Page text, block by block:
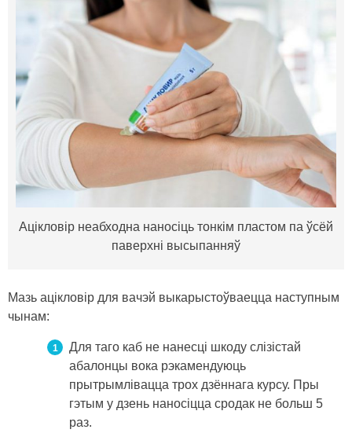
Ацікловір неабходна наносіць тонкім пластом па ўсёй
паверхні высыпанняў
Мазь ацікловір для вачэй выкарыстоўваецца наступным
чынам:
Для таго каб не нанесці шкоду слізістай
абалонцы вока рэкамендуюць
прытрымлівацца трох дзённага курсу. Пры
гэтым у дзень наносіцца сродак не больш 5
раз.